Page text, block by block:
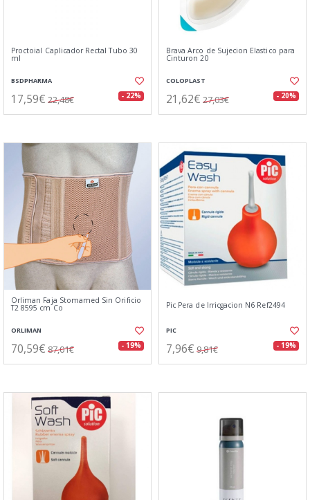
Proctoial Caplicador Rectal Tubo 30
ml
BSDPHARMA
17,59€ 22,48€ - 22%
Brava Arco de Sujecion Elastico para
Cinturon 20
COLOPLAST
21,62€ 27,03€ - 20%
Orliman Faja Stomamed Sin Orificio
T2 8595 cm Co
ORLIMAN
70,59€ 87,01€ - 19%
Pic Pera de Irricgacion N6 Ref2494
PIC
7,96€ 9,81€ - 19%